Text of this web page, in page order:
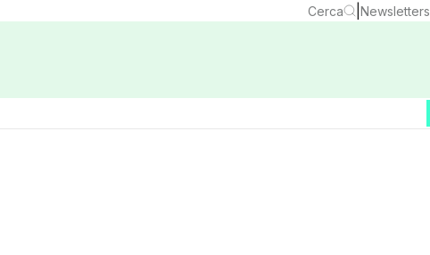
Cerca Newsletters